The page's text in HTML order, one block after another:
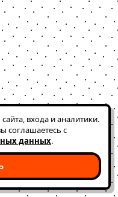
входа и аналитики.
соглашаетесь с
данных.